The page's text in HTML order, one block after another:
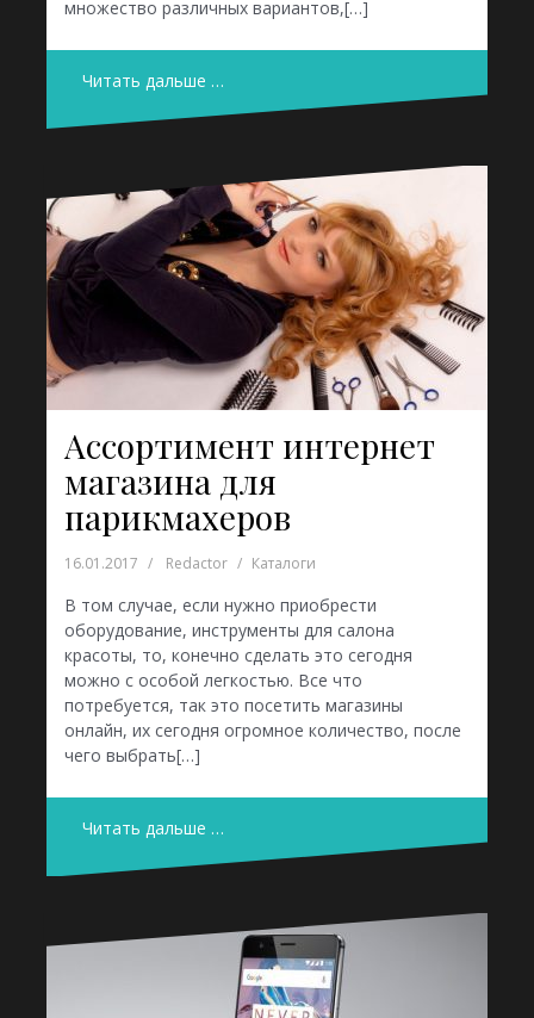
множество различных вариантов,[…]
Читать дальше …
Ассортимент интернет
магазина для
парикмахеров
16.01.2017 Redactor Каталоги
В том случае, если нужно приобрести
оборудование, инструменты для салона
красоты, то, конечно сделать это сегодня
можно с особой легкостью. Все что
потребуется, так это посетить магазины
онлайн, их сегодня огромное количество, после
чего выбрать[…]
Читать дальше …